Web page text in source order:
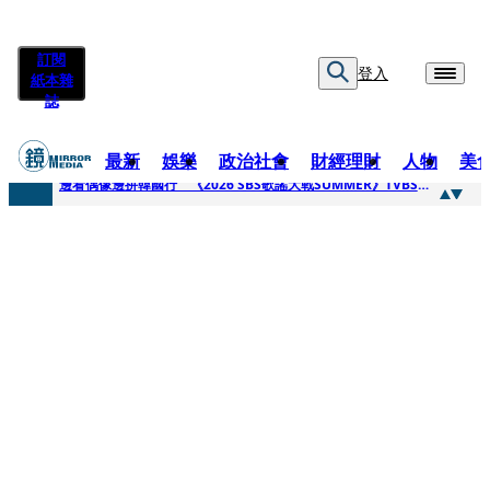
訂閱
紙本雜
誌
登入
最新 娛樂 政治社會 財經理財 人物 美
快訊
邊看偶像邊拚韓國行 《2026 SBS歌謠大戰SUMMER》TVBS直播祭追星福利